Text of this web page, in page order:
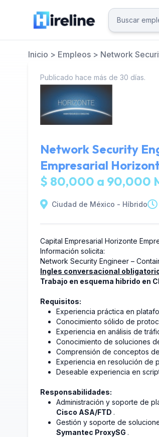
Inicio > Empleos > Network
Publicado hace más de 30 días.
Network Security
Empresarial
$ 80,000 a 90,000
Ciudad de México - Híbrido
Capital Empresarial Horizonte
Información solicita:
Network Security Engineer –
Ingles conversacional
Trabajo en esquema hibrido en
Requisitos:
Experiencia práctica en
Conocimiento sólido de
Experiencia en análisis de
Conocimiento de soluciones
Comprensión de conceptos
Experiencia en resolución de
Deseable experiencia en
Responsabilidades:
Administración y soporte de
Cisco ASA/FTD .
Gestión y soporte de
Symantec ProxySG .